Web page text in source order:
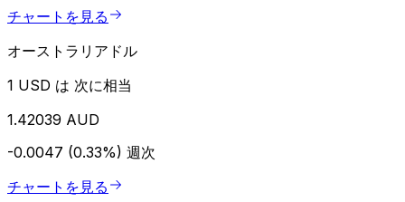
チャートを見る
オーストラリアドル
1 USD は 次に相当
1.42039 AUD
-0.0047 (0.33%) 週次
チャートを見る